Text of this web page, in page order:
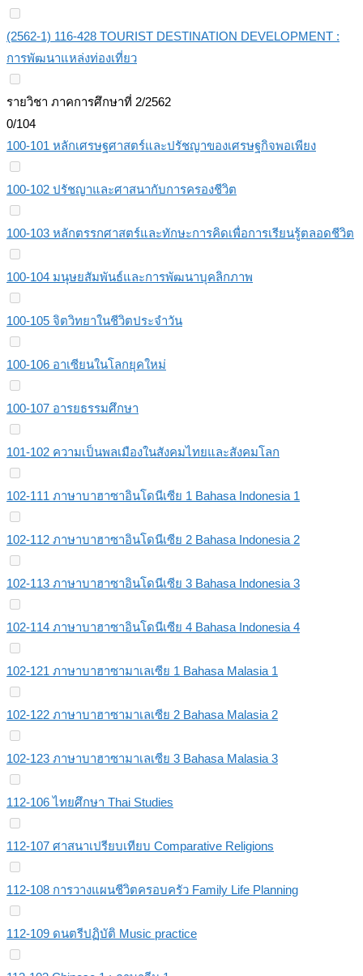
(2562-1) 116-428 TOURIST DESTINATION DEVELOPMENT :
การพัฒนาแหล่งท่องเที่ยว
รายวิชา ภาคการศึกษาที่ 2/2562
0/104
100-101 หลักเศรษฐศาสตร์และปรัชญาของเศรษฐกิจพอเพียง
100-102 ปรัชญาและศาสนากับการครองชีวิต
100-103 หลักตรรกศาสตร์และทักษะการคิดเพื่อการเรียนรู้ตลอดชีวิต
100-104 มนุษยสัมพันธ์และการพัฒนาบุคลิกภาพ
100-105 จิตวิทยาในชีวิตประจำวัน
100-106 อาเซียนในโลกยุคใหม่
100-107 อารยธรรมศึกษา
101-102 ความเป็นพลเมืองในสังคมไทยและสังคมโลก
102-111 ภาษาบาฮาซาอินโดนีเซีย 1 Bahasa Indonesia 1
102-112 ภาษาบาฮาซาอินโดนีเซีย 2 Bahasa Indonesia 2
102-113 ภาษาบาฮาซาอินโดนีเซีย 3 Bahasa Indonesia 3
102-114 ภาษาบาฮาซาอินโดนีเซีย 4 Bahasa Indonesia 4
102-121 ภาษาบาฮาซามาเลเซีย 1 Bahasa Malasia 1
102-122 ภาษาบาฮาซามาเลเซีย 2 Bahasa Malasia 2
102-123 ภาษาบาฮาซามาเลเซีย 3 Bahasa Malasia 3
112-106 ไทยศึกษา Thai Studies
112-107 ศาสนาเปรียบเทียบ Comparative Religions
112-108 การวางแผนชีวิตครอบครัว Family Life Planning
112-109 ดนตรีปฏิบัติ Music practice